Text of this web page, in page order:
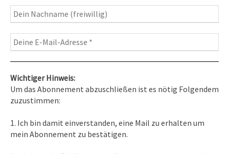
Wichtiger Hinweis:
Um das Abonnement abzuschließen ist es nötig Folgendem
zuzustimmen:
1. Ich bin damit einverstanden, eine Mail zu erhalten um
mein Abonnement zu bestätigen.
Kontakt
Tel. 0351/2681691
E-Mail: info [at ] spirit-on-earth.com